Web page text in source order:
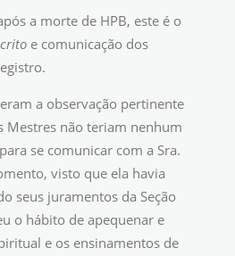
a morte de HPB, este é o
e comunicação dos
a observação pertinente
Mestres não teriam nenhum
se comunicar com a Sra.
visto que ela havia
seus juramentos da Seção
o hábito de apequenar e
e os ensinamentos de